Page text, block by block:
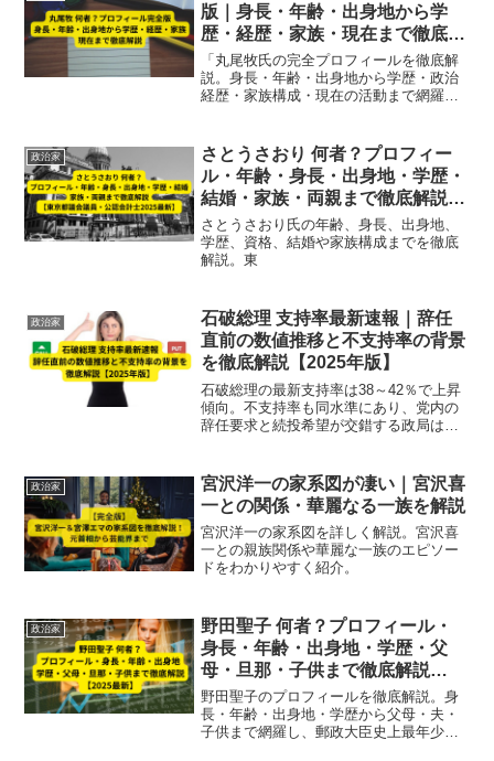
版｜身長・年齢・出身地から学
歴・経歴・家族・現在まで徹底解
説
「丸尾牧氏の完全プロフィールを徹底解
説。身長・年齢・出身地から学歴・政治
経歴・家族構成・現在の活動まで網羅。
政治家
さとうさおり 何者？プロフィー
ル・年齢・身長・出身地・学歴・
結婚・家族・両親まで徹底解説
【東京都議会議員・公認会計士
2025最新】
さとうさおり氏の年齢、身長、出身地、
学歴、資格、結婚や家族構成までを徹底
解説。東
政治家
石破総理 支持率最新速報｜辞任
直前の数値推移と不支持率の背景
を徹底解説【2025年版】
石破総理の最新支持率は38～42％で上昇
傾向。不支持率も同水準にあり、党内の
辞任要求と続投希望が交錯する政局は膠
版】
政治家
宮沢洋一の家系図が凄い｜宮沢喜
一との関係・華麗なる一族を解説
宮沢洋一の家系図を詳しく解説。宮沢喜
一との親族関係や華麗な一族のエピソー
ドをわかりやすく紹介。
政治家
野田聖子 何者？プロフィール・
身長・年齢・出身地・学歴・父
母・旦那・子供まで徹底解説
【2025最新】
野田聖子のプロフィールを徹底解説。身
長・年齢・出身地・学歴から父母・夫・
子供まで網羅し、郵政大臣史上最年少や